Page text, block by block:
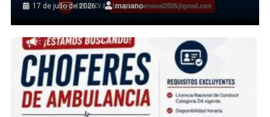
17 de julio de 2026 mariano